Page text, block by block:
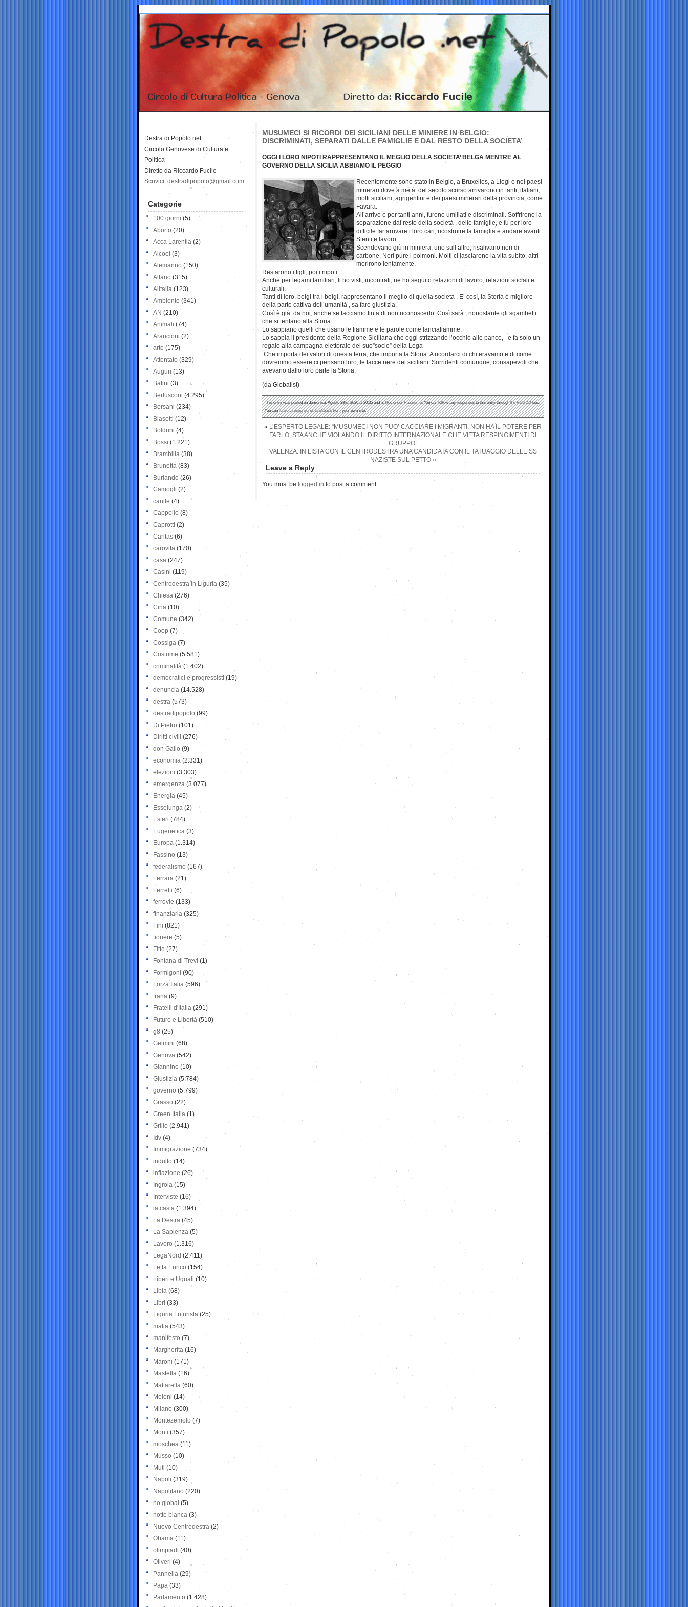
MUSUMECI SI RICORDI DEI SICILIANI DELLE MINIERE IN BELGIO:
DISCRIMINATI, SEPARATI DALLE FAMIGLIE E DAL RESTO DELLA SOCIETA’
OGGI I LORO NIPOTI RAPPRESENTANO IL MEGLIO DELLA SOCIETA’ BELGA MENTRE AL
GOVERNO DELLA SICILIA ABBIAMO IL PEGGIO
Recentemente sono stato in Belgio, a Bruxelles, a Liegi e nei paesi
minerari dove a metà del secolo scorso arrivarono in tanti, italiani,
molti siciliani, agrigentini e dei paesi minerari della provincia, come
Favara.
All’arrivo e per tanti anni, furono umiliati e discriminati. Soffrirono la
separazione dal resto della società , delle famiglie, e fu per loro
difficile far arrivare i loro cari, ricostruire la famiglia e andare avanti.
Stenti e lavoro.
Scendevano giù in miniera, uno sull’altro, risalivano neri di
carbone. Neri pure i polmoni. Molti ci lasciarono la vita subito, altri
morirono lentamente.
Restarono i figli, poi i nipoti.
Anche per legami familiari, li ho visti, incontrati, ne ho seguito relazioni di lavoro, relazioni sociali e
culturali.
Tanti di loro, belgi tra i belgi, rappresentano il meglio di quella società . E’ così, la Storia è migliore
della parte cattiva dell’umanità , sa fare giustizia.
Così è già da noi, anche se facciamo finta di non riconoscerlo. Così sarà , nonostante gli sgambetti
che si tentano alla Storia.
Lo sappiano quelli che usano le fiamme e le parole come lanciafiamme.
Lo sappia il presidente della Regione Siciliana che oggi strizzando l’occhio alle pance, e fa solo un
regalo alla campagna elettorale del suo”socio” della Lega
.Che importa dei valori di questa terra, che importa la Storia. A ricordarci di chi eravamo e di come
dovremmo essere ci pensano loro, le facce nere dei siciliani. Sorridenti comunque, consapevoli che
avevano dallo loro parte la Storia.
(da Globalist)
This entry was posted on domenica, Agosto 23rd, 2020 at 20:35 and is filed underRazzismo. You can follow any responses to this entry through theRSS 2.0feed.
You canleave a response, ortrackbackfrom your own site.
« L’ESPERTO LEGALE: “MUSUMECI NON PUO’ CACCIARE I MIGRANTI, NON HA IL POTERE PER
FARLO, STA ANCHE VIOLANDO IL DIRITTO INTERNAZIONALE CHE VIETA RESPINGIMENTI DI
GRUPPO”
VALENZA: IN LISTA CON IL CENTRODESTRA UNA CANDIDATA CON IL TATUAGGIO DELLE SS
NAZISTE SUL PETTO»
Leave a Reply
You must be logged in to post a comment.
Destra di Popolo.net
Circolo Genovese di Cultura e
Politica
Diretto da Riccardo Fucile
Scrivici: destradipopolo@gmail.com
Categorie
100 giorni (5)
Aborto (20)
Acca Larentia (2)
Alcool (3)
Alemanno (150)
Alfano (315)
Alitalia (123)
Ambiente (341)
AN (210)
Animali (74)
Arancioni (2)
arte (175)
Attentato (329)
Auguri (13)
Batini (3)
Berlusconi (4.295)
Bersani (234)
Biasotti (12)
Boldrini (4)
Bossi (1.221)
Brambilla (38)
Brunetta (83)
Burlando (26)
Camogli (2)
canile (4)
Cappello (8)
Caprotti (2)
Caritas (6)
carovita (170)
casa (247)
Casini (119)
Centrodestra in Liguria (35)
Chiesa (276)
Cina (10)
Comune (342)
Coop (7)
Cossiga (7)
Costume (5.581)
criminalità (1.402)
democratici e progressisti (19)
denuncia (14.528)
destra (573)
destradipopolo (99)
Di Pietro (101)
Diritti civili (276)
don Gallo (9)
economia (2.331)
elezioni (3.303)
emergenza (3.077)
Energia (45)
Esselunga (2)
Esteri (784)
Eugenetica (3)
Europa (1.314)
Fassino (13)
federalismo (167)
Ferrara (21)
Ferretti (6)
ferrovie (133)
finanziaria (325)
Fini (821)
fioriere (5)
Fitto (27)
Fontana di Trevi (1)
Formigoni (90)
Forza Italia (596)
frana (9)
Fratelli d'Italia (291)
Futuro e Libertà (510)
g8 (25)
Gelmini (68)
Genova (542)
Giannino (10)
Giustizia (5.784)
governo (5.799)
Grasso (22)
Green Italia (1)
Grillo (2.941)
Idv (4)
Immigrazione (734)
indulto (14)
inflazione (26)
Ingroia (15)
Interviste (16)
la casta (1.394)
La Destra (45)
La Sapienza (5)
Lavoro (1.316)
LegaNord (2.411)
Letta Enrico (154)
Liberi e Uguali (10)
Libia (68)
Libri (33)
Liguria Futurista (25)
mafia (543)
manifesto (7)
Margherita (16)
Maroni (171)
Mastella (16)
Mattarella (60)
Meloni (14)
Milano (300)
Montezemolo (7)
Monti (357)
moschea (11)
Musso (10)
Muti (10)
Napoli (319)
Napolitano (220)
no global (5)
notte bianca (3)
Nuovo Centrodestra (2)
Obama (11)
olimpiadi (40)
Oliveri (4)
Pannella (29)
Papa (33)
Parlamento (1.428)